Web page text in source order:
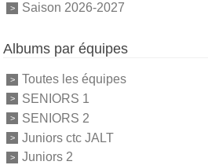
Saison 2026-2027
Albums par équipes
Toutes les équipes
SENIORS 1
SENIORS 2
Juniors ctc JALT
Juniors 2